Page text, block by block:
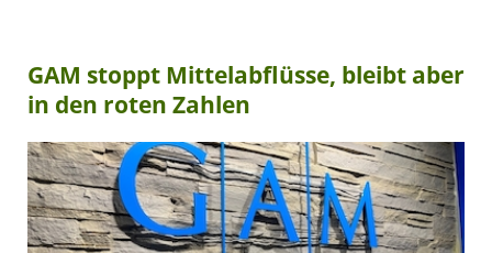
GAM stoppt Mittelabflüsse, bleibt aber
in den roten Zahlen